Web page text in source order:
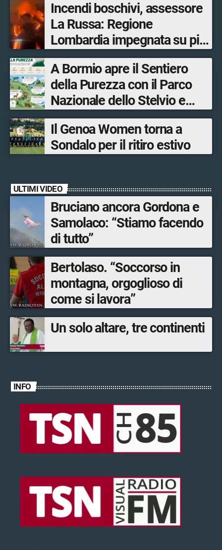
Incendi boschivi, assessore
La Russa: Regione
Lombardia impegnata su più
fronti, 48 volontari coinvolti
tra le province di Lecco,
Sondrio, Milano e Como
A Bormio apre il Sentiero
della Purezza con il Parco
Nazionale dello Stelvio e
Bormio Tourism
Il Genoa Women torna a
Sondalo per il ritiro estivo
ULTIMI VIDEO
Bruciano ancora Gordona e
Samolaco: “Stiamo facendo
di tutto”
Bertolaso. “Soccorso in
montagna, orgoglioso di
come si lavora”
Un solo altare, tre continenti
INFO